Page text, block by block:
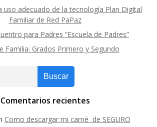
uso adecuado de la tecnología Plan Digital
Familiar de Red PaPaz
para Padres “Escuela de Padres”
Familia: Grados Primero y Segundo
Buscar
Comentarios recientes
Como descargar mi carné de SEGURO